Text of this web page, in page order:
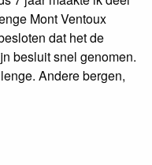
Mont Ventoux
dat het de
besluit snel genomen.
Andere bergen,